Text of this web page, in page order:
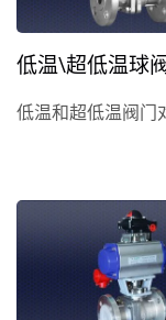
低温\超低温球
低温和超低温阀门